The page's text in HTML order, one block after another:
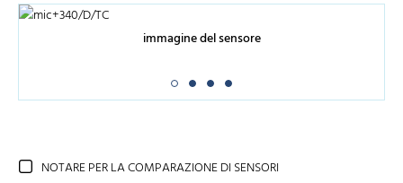
immagine del sensore
NOTARE PER LA COMPARAZIONE DI SENSORI